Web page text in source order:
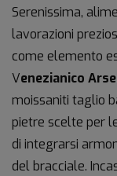
Serenissima,
lavorazioni
come elemento
Venezianico
moissaniti taglio
pietre scelte per
di integrarsi
del bracciale.